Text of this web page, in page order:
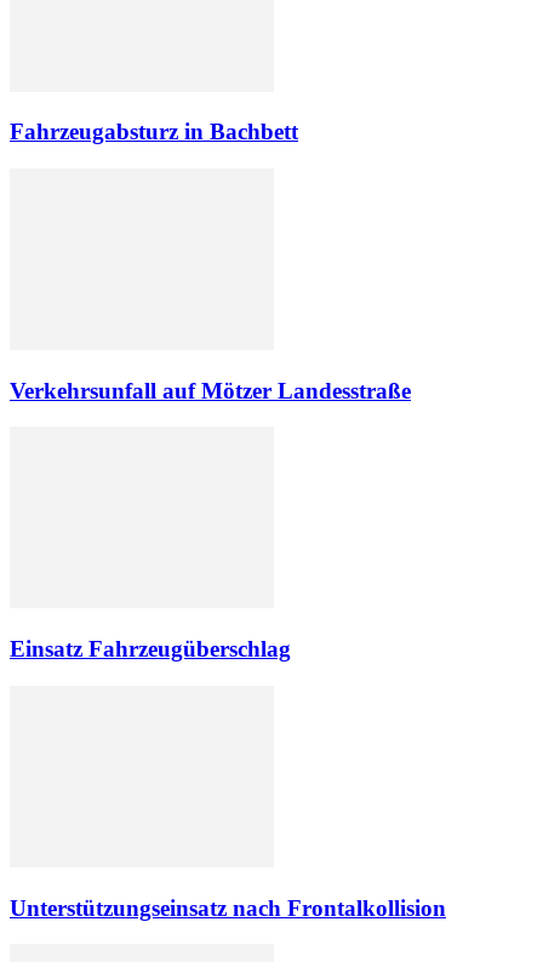
Fahrzeugabsturz in Bachbett
Verkehrsunfall auf Mötzer Landesstraße
Einsatz Fahrzeugüberschlag
Unterstützungseinsatz nach Frontalkollision